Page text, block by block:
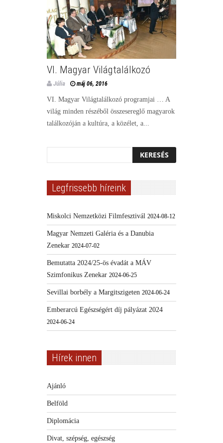
VI. Magyar Világtalálkozó
Júlia máj 06, 2016
VI. Magyar Világtalálkozó programjai … A
világ minden részéből összesereglő magyarok
találkozóján a kultúra, a közélet, a...
Legfrissebb híreink
Miskolci Nemzetközi Filmfesztivál 2024-08-12
Magyar Nemzeti Galéria és a Danubia
Zenekar 2024-07-02
Bemutatta 2024/25-ös évadát a MÁV
Szimfonikus Zenekar 2024-06-25
Sevillai borbély a Margitszigeten 2024-06-24
Emberarcú Egészségért díj pályázat 2024
2024-06-24
Hírek innen
Ajánló
Belföld
Diplomácia
Divat, szépség, egészség